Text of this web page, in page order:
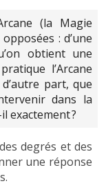
(la Magie
: d’une
obtient une
l’Arcane
part, que
dans la
exactement ?
degrés et des
une réponse